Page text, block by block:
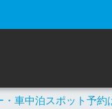
・車中泊スポット予約